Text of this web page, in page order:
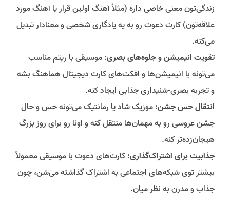
زندگی‌تون معنی خاصی داره (مثلاً آهنگ اولین قرار یا آهنگ مورد
علاقه‌تون) کارت دعوت رو به یه یادگاری شخصی و معنادار تبدیل
می‌کنه.
تقویت انیمیشن و جلوه‌های بصری: موسیقی با ریتم مناسب
می‌تونه با انیمیشن‌ها و افکت‌های کارت دیجیتال هماهنگ بشه
و تجربه بصری-شنیداری جذابی ایجاد کنه.
انتقال حس جشن:موزیک شاد یا رمانتیک می‌تونه حس و حال
جشن عروسی رو به مهمان‌ها منتقل کنه و اونا رو برای روز بزرگ
هیجان‌زده‌تر کنه.
جذابیت برای اشتراک‌گذاری:کارت‌های دعوت با موسیقی معمولاً
بیشتر توی شبکه‌های اجتماعی به اشتراک گذاشته می‌شن، چون
جذاب و مدرن به نظر میان.